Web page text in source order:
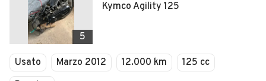
5
Kymco Agility 125
Usato Marzo 2012 12.000 km
125 cc